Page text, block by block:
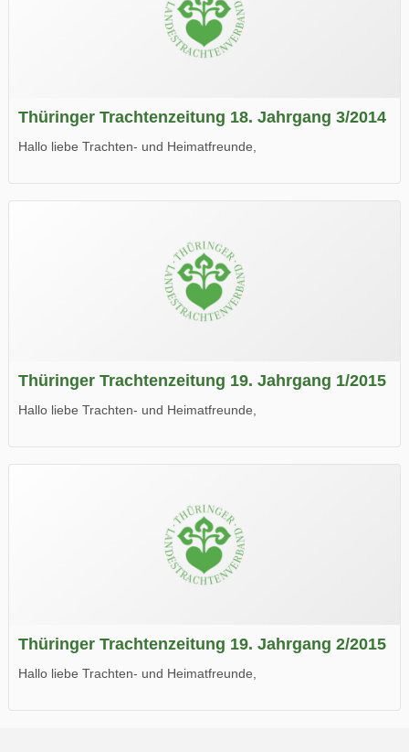
Thüringer Trachtenzeitung 18. Jahrgang 3/2014
Hallo liebe Trachten- und Heimatfreunde,
Wir wünschen Euch viel Spaß beim Lesen.
Thüringer Trachtenzeitung 19. Jahrgang 1/2015
Hallo liebe Trachten- und Heimatfreunde,
Wir wünschen Euch viel Spaß beim Lesen.
Thüringer Trachtenzeitung 19. Jahrgang 2/2015
Hallo liebe Trachten- und Heimatfreunde,